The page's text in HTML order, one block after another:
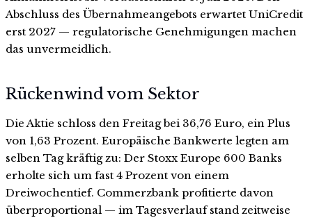
Abschluss des Übernahmeangebots erwartet UniCredit
erst 2027 — regulatorische Genehmigungen machen
das unvermeidlich.
Rückenwind vom Sektor
Die Aktie schloss den Freitag bei 36,76 Euro, ein Plus
von 1,63 Prozent. Europäische Bankwerte legten am
selben Tag kräftig zu: Der Stoxx Europe 600 Banks
erholte sich um fast 4 Prozent von einem
Dreiwochentief. Commerzbank profitierte davon
überproportional — im Tagesverlauf stand zeitweise